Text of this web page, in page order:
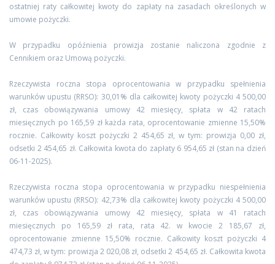
ostatniej raty całkowitej kwoty do zapłaty na zasadach określonych w
umowie pożyczki.
W przypadku opóźnienia prowizja zostanie naliczona zgodnie z
Cennikiem oraz Umową pożyczki.
Rzeczywista roczna stopa oprocentowania w przypadku spełnienia
warunków upustu (RRSO): 30,01% dla całkowitej kwoty pożyczki 4 500,00
zł, czas obowiązywania umowy 42 miesięcy, spłata w 42 ratach
miesięcznych po 165,59 zł każda rata, oprocentowanie zmienne 15,50%
rocznie. Całkowity koszt pożyczki 2 454,65 zł, w tym: prowizja 0,00 zł,
odsetki 2 454,65 zł. Całkowita kwota do zapłaty 6 954,65 zł (stan na dzień
06-11-2025).
Rzeczywista roczna stopa oprocentowania w przypadku niespełnienia
warunków upustu (RRSO): 42,73% dla całkowitej kwoty pożyczki 4 500,00
zł, czas obowiązywania umowy 42 miesięcy, spłata w 41 ratach
miesięcznych po 165,59 zł rata, rata 42. w kwocie 2 185,67 zł,
oprocentowanie zmienne 15,50% rocznie. Całkowity koszt pożyczki 4
474,73 zł, w tym: prowizja 2 020,08 zł, odsetki 2 454,65 zł. Całkowita kwota